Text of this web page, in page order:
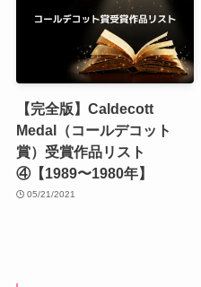
【完全版】Caldecott
Medal（コールデコット
賞）受賞作品リスト
④【1989〜1980年】
05/21/2021